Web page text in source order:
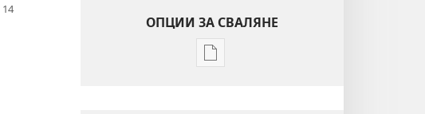
ОПЦИИ ЗА СВАЛЯНЕ
Опции